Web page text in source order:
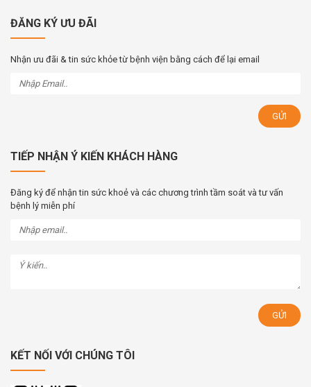
ĐĂNG KÝ ƯU ĐÃI
Nhận ưu đãi & tin sức khỏe từ bệnh viện bằng cách để lại email
TIẾP NHẬN Ý KIẾN KHÁCH HÀNG
Đăng ký để nhận tin sức khoẻ và các chương trình tầm soát và tư vấn
bệnh lý miễn phí
KẾT NỐI VỚI CHÚNG TÔI